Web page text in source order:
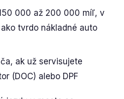
000 až 200 000 míľ, v
tvrdo nákladné auto
ak už servisujete
(DOC) alebo DPF